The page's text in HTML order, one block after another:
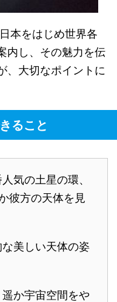
本をはじめ世界各
内し、その魅力を伝
、大切なポイントに
ること
気の土星の環、
彼方の天体を見
美しい天体の姿
か宇宙空間をや